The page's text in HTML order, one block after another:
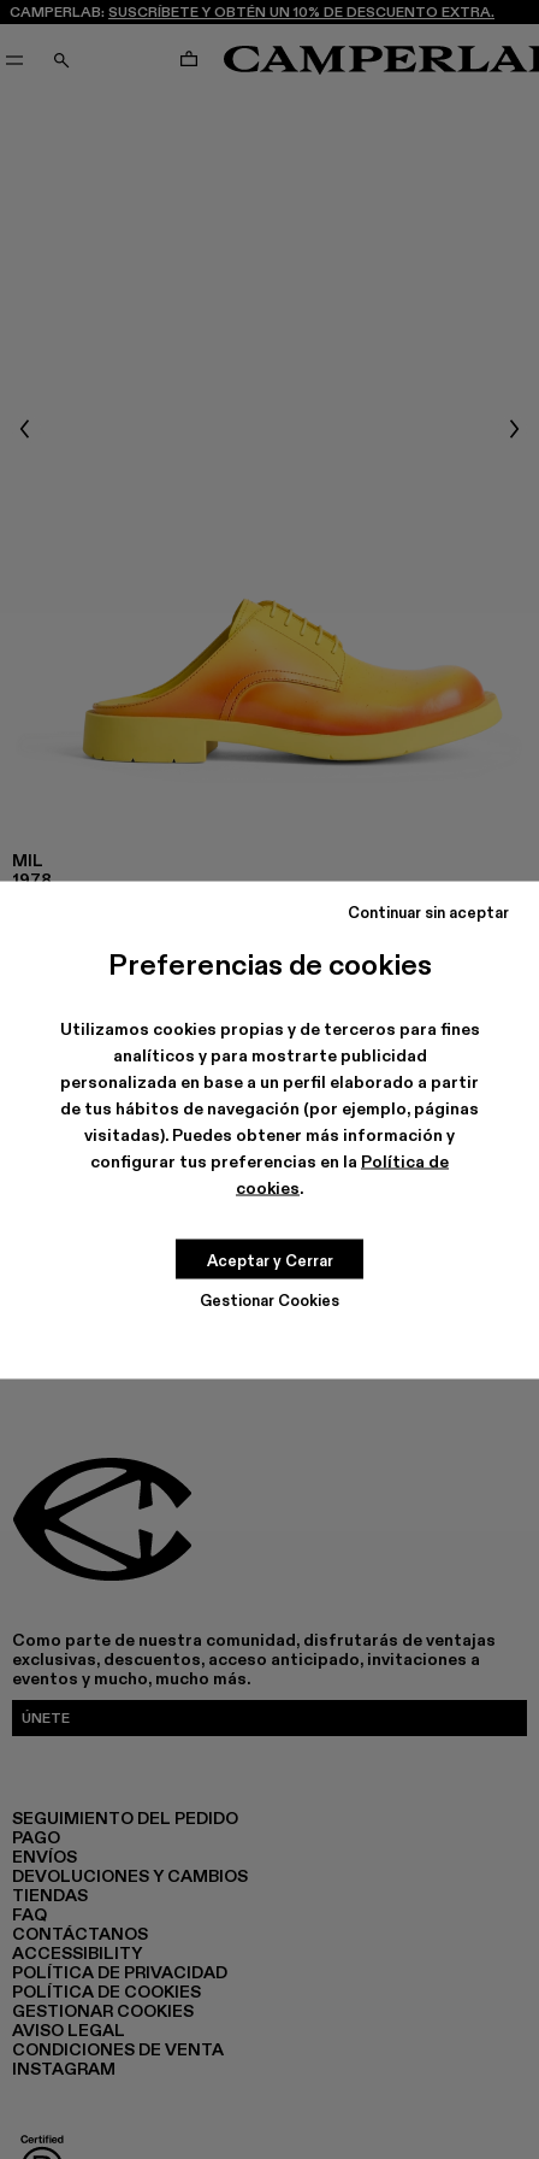
Preferencias de cookies
Utilizamos cookies propias y de terceros para fines
analíticos y para mostrarte publicidad
personalizada en base a un perfil elaborado a partir
de tus hábitos de navegación (por ejemplo, páginas
visitadas). Puedes obtener más información y
configurar tus preferencias en la Política de
cookies.
Gestionar Cookies
Continuar sin aceptar
Aceptar y Cerrar
CAMPERLAB: SUSCRÍBETE Y OBTÉN UN 10% DE DESCUENTO EXTRA.
BUSCAR CARRITO
Previous
MIL
1978
Zapatos sin cordones amarillos y rojos de piel con suela de
ENVÍO Y GARANTÍA
Envíos gratuitos en todos los pedidos.
Solo se aceptan devoluciones en casos de defectos de
fabricación.
Klarna disponible
CARACTERÍSTICAS
CUIDADOS DEL PRODUCTO
ESTE PRODUCTO NO ESTÁ DISPONIBLE EN ESTE MOMENTO
Como parte de nuestra comunidad, disfrutarás de ventajas
exclusivas, descuentos, acceso anticipado, invitaciones a
eventos y mucho, mucho más.
ÚNETE
SEGUIMIENTO DEL PEDIDO
PAGO
ENVÍOS
DEVOLUCIONES Y CAMBIOS
TIENDAS
FAQ
CONTÁCTANOS
ACCESSIBILITY
POLÍTICA DE PRIVACIDAD
POLÍTICA DE COOKIES
GESTIONAR COOKIES
AVISO LEGAL
CONDICIONES DE VENTA
INSTAGRAM